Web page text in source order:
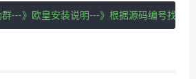
---》欧皇安装说明---》根据源码编号找安